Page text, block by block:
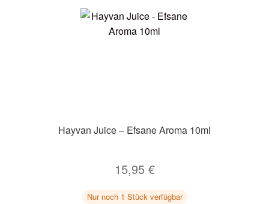
Hayvan Juice – Efsane Aroma 10ml
15,95 €
Nur noch 1 Stück verfügbar